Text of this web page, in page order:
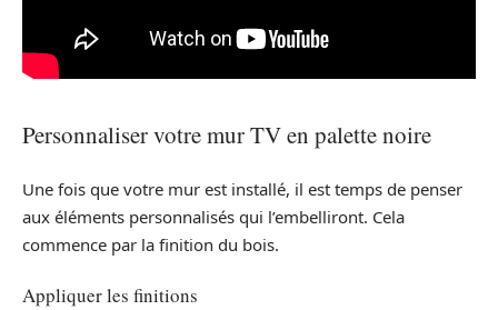
Personnaliser votre mur TV en palette noire
Une fois que votre mur est installé, il est temps de penser
aux éléments personnalisés qui l’embelliront. Cela
commence par la finition du bois.
Appliquer les finitions